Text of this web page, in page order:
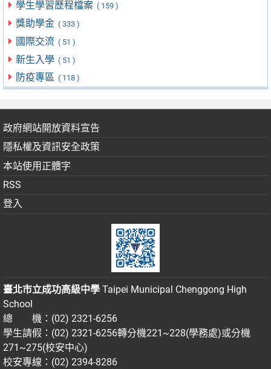
學生學習歷程檔案 ( 159 )
獎助學金 ( 333 )
國際交流 ( 51 )
新生入學 ( 51 )
防疫專區 ( 118 )
政府網站開放資料宣告
隱私權及資訊安全政策
本站使用正體字
RSS
登入
臺北市立成功高級中學 Taipei Municipal Chenggong High
School
總 機：(02) 2321-6256
學生請假：(02) 2321-6256轉分機221~228(學務處)或分機
271~275(校安中心)
校安專線：(02) 2394-8286